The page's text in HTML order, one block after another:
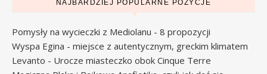
NAJBARDZIEJ POPULARNE POZYCJE
Pomysły na wycieczki z Mediolanu - 8 propozycji
Wyspa Egina - miejsce z autentycznym, greckim klimatem
Levanto - Urocze miasteczko obok Cinque Terre